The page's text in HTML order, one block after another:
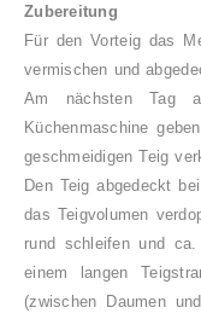
Zubereitung
Für den Vorteig das
vermischen und
Am nächsten Tag
Küchenmaschine
geschmeidigen Teig
Den Teig abgedeckt
das Teigvolumen
rund schleifen und
einem langen
(zwischen Daumen